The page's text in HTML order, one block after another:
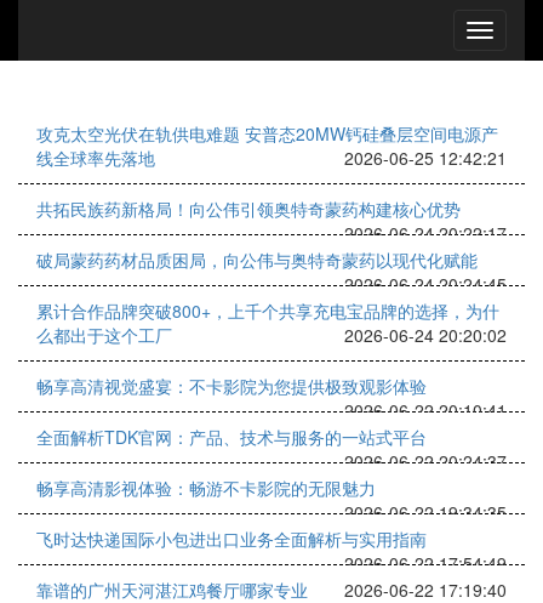
攻克太空光伏在轨供电难题 安普态20MW钙硅叠层空间电源产
线全球率先落地
2026-06-25 12:42:21
共拓民族药新格局！向公伟引领奥特奇蒙药构建核心优势
2026-06-24 20:22:17
破局蒙药药材品质困局，向公伟与奥特奇蒙药以现代化赋能
2026-06-24 20:24:45
累计合作品牌突破800+，上千个共享充电宝品牌的选择，为什
么都出于这个工厂
2026-06-24 20:20:02
畅享高清视觉盛宴：不卡影院为您提供极致观影体验
2026-06-22 20:10:41
全面解析TDK官网：产品、技术与服务的一站式平台
2026-06-22 20:24:37
畅享高清影视体验：畅游不卡影院的无限魅力
2026-06-22 19:34:35
飞时达快递国际小包进出口业务全面解析与实用指南
2026-06-22 17:54:49
靠谱的广州天河湛江鸡餐厅哪家专业
2026-06-22 17:19:40